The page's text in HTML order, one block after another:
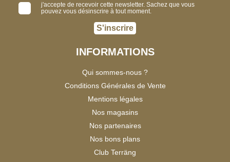
j'accepte de recevoir cette newsletter. Sachez que vous
pouvez vous désinscrire à tout moment.
S'inscrire
INFORMATIONS
Qui sommes-nous ?
Conditions Générales de Vente
Mentions légales
Nos magasins
Nos partenaires
Nos bons plans
Club Terräng